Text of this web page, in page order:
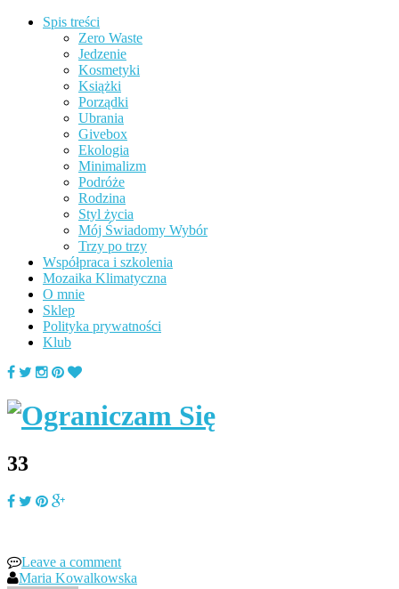
Spis treści
Zero Waste
Jedzenie
Kosmetyki
Książki
Porządki
Ubrania
Givebox
Ekologia
Minimalizm
Podróże
Rodzina
Styl życia
Mój Świadomy Wybór
Trzy po trzy
Współpraca i szkolenia
Mozaika Klimatyczna
O mnie
Sklep
Polityka prywatności
Klub
33
Leave a comment
Maria Kowalkowska